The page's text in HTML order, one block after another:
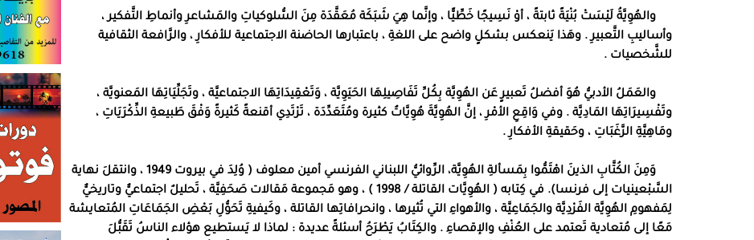
والهُوِيَّةُ لَيْسَتْ بُنْيَةً ثابتةً ، أوْ نَسِيجًا خَطِّيًّا ، وإنَّما هِيَ شَبَكَة مُعَقَّدَة مِنَ السُّلوكياتِ والمَشاعرِ وأنماطِ التَّفكير ،
وأساليبِ التَّعبيرِ. وهَذا يَنعكس بشكلٍ واضح على اللغةِ ، باعتبارها الحاضنة الاجتماعية للأفكارِ ، والرَّافعة الثقافية
للشَّخصيات .
والعَمَلُ الأدبيُّ هُوَ أفضلُ تَعبيرٍ عَن الهُوِيَّة بِكُلِّ تَفَاصِيلِهَا الحَيَوِيَّة ، وَتَعْقِيدَاتِهَا الاجتماعيَّة ، وتَجَلِّيَاتِهَا المَعنويَّة ،
وتَفْسِيرَاتِهَا المَادِيَّة . وفي وَاقِعِ الأمْرِ ، إنَّ الهُوِيَّةَ هُوِيَّاتٌ كثيرة ومُتَعَدِّدَة ، تَرْتَدِي أقنعةً كَثيرةً وَفْقَ طَبيعةِ الذِّكْرَيَاتِ ،
ومَاهِيَّةِ الرَّغَبَاتِ ، وحَقيقةِ الأفكارِ.
وَمِنَ الكُتَّابِ الذينَ اهْتَمُّوا بِمَسألةِ الهُوِيَّة، الرِّوائيُّ اللبناني الفرنسي أمين معلوف ( وُلِدَ في بيروت 1949
، وانتقلَ نهاية
السَّبْعينيات إلى فرنسا). في كِتابه ( الهُوِيَّات القاتلة / 1998 )
، وهو مَجموعة مَقالات صَحَفِيَّة ، تَحليلٌ اجتماعيٌّ وتاريخيٌّ
لِمَفهومِ الهُوِيَّة الفَرْدِيَّة والجَمَاعِيَّة ، والأهواءِ التي تُثيرها ، وانحرافاتِها القاتلة ، وكَيفيةِ تَحَوُّلِ بَعْضِ الجَمَاعَاتِ المُتعايشة
مَعًا إلى مُتعادية تَعتمد على العُنْفِ والإقصاءِ . والكِتَابُ يَطْرَحُ أسئلةً عديدة : لماذا لا يَستطيع هؤلاء الناسُ تَقَبُّلَ